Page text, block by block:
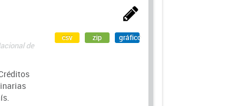
de
csv zip gráfico